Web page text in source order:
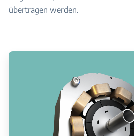
übertragen werden.